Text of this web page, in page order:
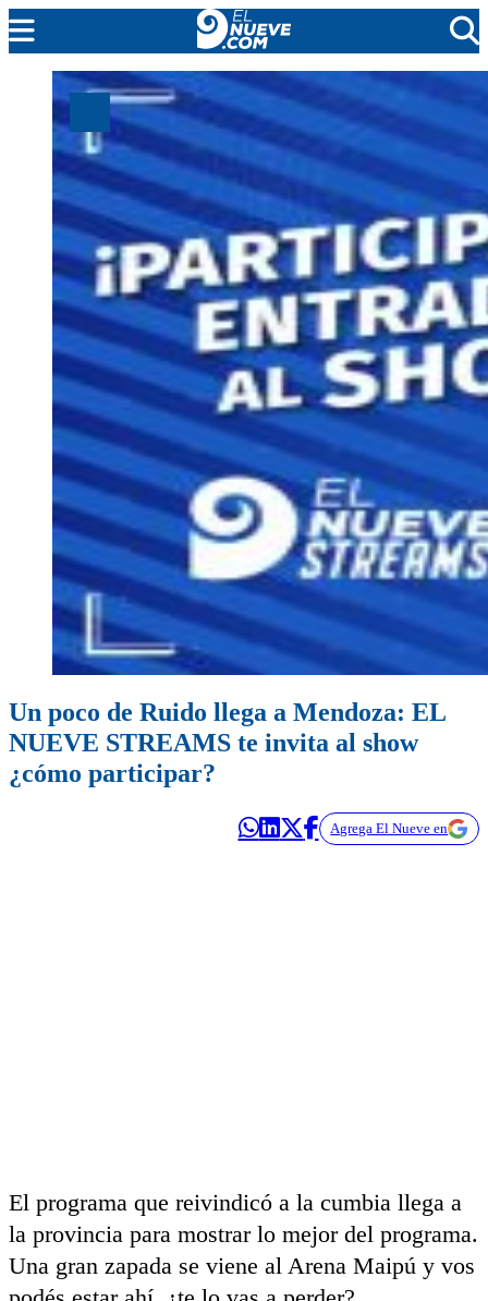
MENDOZA
CADA DÍA
ARGENTINA
NOTICIERO 9
PROTAGONISTAS
EL NUEVE STREAMS
PROGRAMACIÓN
EN VIVO
Un poco de Ruido llega a Mendoza: EL
NUEVE STREAMS te invita al show
¿cómo participar?
Agrega El Nueve en
El programa que reivindicó a la cumbia llega a
la provincia para mostrar lo mejor del programa.
Una gran zapada se viene al Arena Maipú y vos